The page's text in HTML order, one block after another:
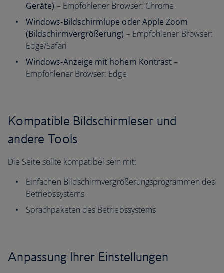
Geräte) – Empfohlener Browser: Chrome
Windows-Bildschirmlupe oder Apple Zoom
(Bildschirmvergrößerung) – Empfohlener Browser:
Edge/Safari
Windows-Anzeige mit hohem Kontrast–
Empfohlener Browser: Edge
Kompatible Bildschirmleser und
andere Tools
Die Seite sollte kompatibel sein mit:
Einfachen Bildschirmvergrößerungsprogrammen des
Betriebssystems
Sprachpaketen des Betriebssystems
Anpassung Ihrer Einstellungen